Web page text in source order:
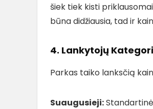
šiek tiek kisti
būna didžiausia, tad ir
4. Lankytojų
Parkas taiko lanksčią
Suaugusieji: